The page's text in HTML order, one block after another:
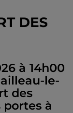
DES
à 14h00
le-
des
portes à